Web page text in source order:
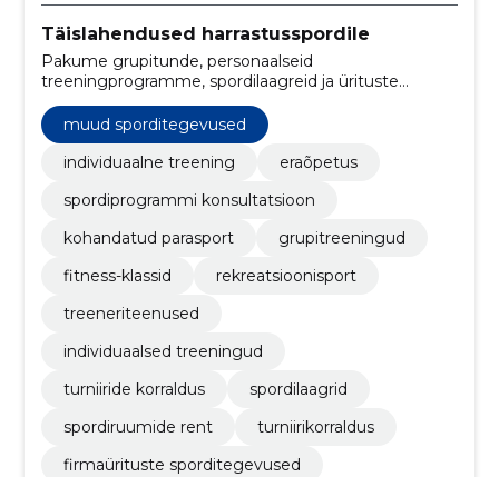
Täislahendused harrastusspordile
Pakume grupitunde, personaalseid
treeningprogramme, spordilaagreid ja ürituste
korraldust. Lihtsustame planeerimist ning tagame
professionaalse ja kohandatud teeninduse.
muud sporditegevused
individuaalne treening
eraõpetus
spordiprogrammi konsultatsioon
kohandatud parasport
grupitreeningud
fitness-klassid
rekreatsioonisport
treeneriteenused
individuaalsed treeningud
turniiride korraldus
spordilaagrid
spordiruumide rent
turniirikorraldus
firmaürituste sporditegevused